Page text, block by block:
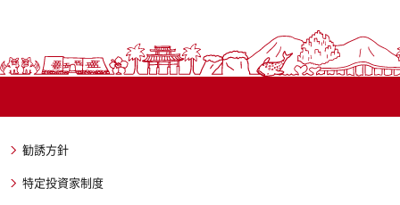
勧誘方針
特定投資家制度